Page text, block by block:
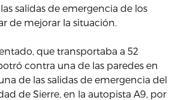
salidas de emergencia de los
de mejorar la situación.
que transportaba a 52
contra una de las paredes en
de las salidas de emergencia del
de Sierre, en la autopista A9, por